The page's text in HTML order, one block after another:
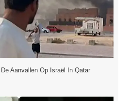
Aanvallen Op Israël In Qatar